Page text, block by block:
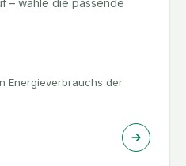
– wähle die passende
Energieverbrauchs der